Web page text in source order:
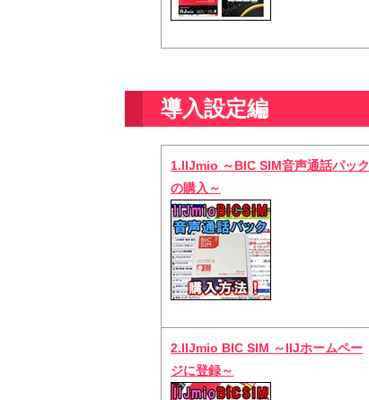
導入設定編
1.IIJmio ～BIC SIM音声通話パック
の購入～
2.IIJmio BIC SIM ～IIJホームペー
ジに登録～